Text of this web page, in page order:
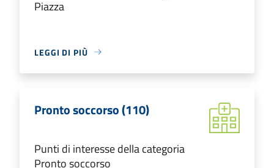
Piazza
LEGGI DI PIÙ
Pronto soccorso (110)
Punti di interesse della categoria
Pronto soccorso